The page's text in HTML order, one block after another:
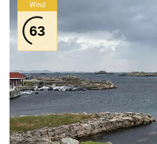
Wind
63